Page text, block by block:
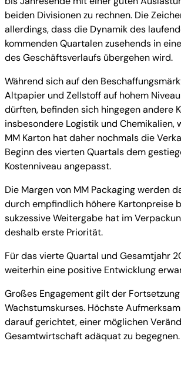
beiden Divisionen zu rechnen. Die
allerdings, dass die Dynamik des
kommenden Quartalen zusehends in
des Geschäftsverlaufs übergehen wird.
Während sich auf den
Altpapier und Zellstoff auf hohem
dürften, befinden sich hingegen andere
insbesondere Logistik und Chemikalien,
MM Karton hat daher nochmals die
Beginn des vierten Quartals dem
Kostenniveau angepasst.
Die Margen von MM Packaging werden
durch empfindlich höhere Kartonpreise
sukzessive Weitergabe hat im
deshalb erste Priorität.
Für das vierte Quartal und Gesamtjahr
weiterhin eine positive Entwicklung
Großes Engagement gilt der
Wachstumskurses. Höchste
darauf gerichtet, einer möglichen
Gesamtwirtschaft adäquat zu begegnen.